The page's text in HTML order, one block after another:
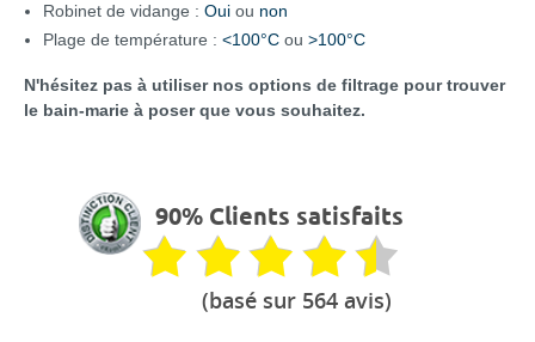
Robinet de vidange : Oui ou non
Plage de température : <100°C ou >100°C
N'hésitez pas à utiliser nos options de filtrage pour trouver
le bain-marie à poser que vous souhaitez.
90% Clients satisfaits
(basé sur 564 avis)